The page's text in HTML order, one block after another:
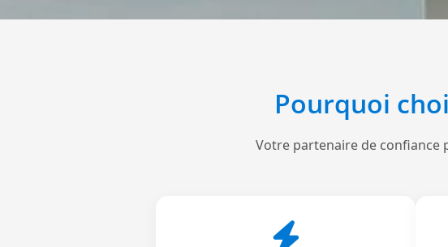
Pourquoi
Votre partenaire de confiance